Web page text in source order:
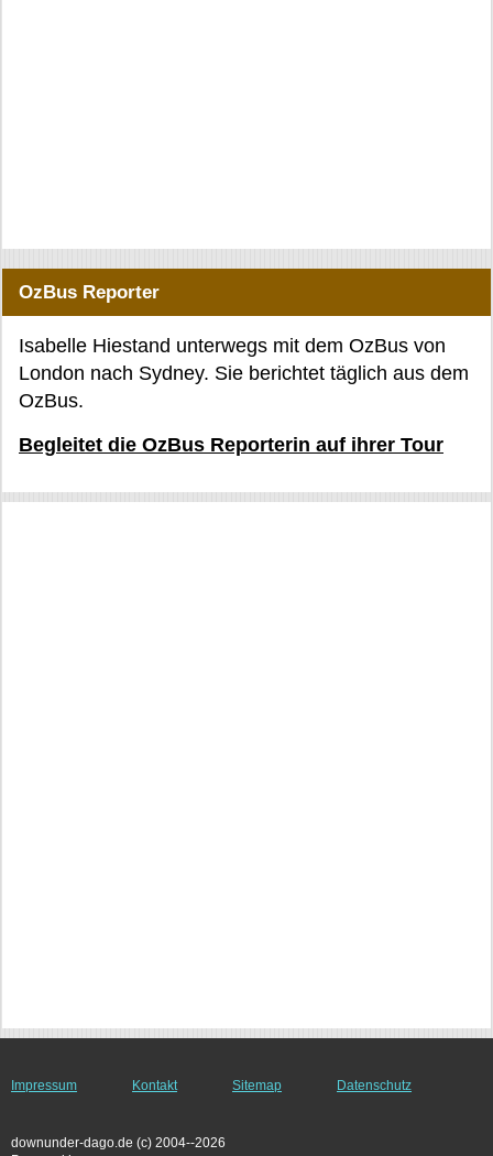
OzBus Reporter
Isabelle Hiestand unterwegs mit dem OzBus von
London nach Sydney. Sie berichtet täglich aus dem
OzBus.
Begleitet die OzBus Reporterin auf ihrer Tour
Impressum Kontakt Sitemap Datenschutz
downunder-dago.de (c) 2004--2026